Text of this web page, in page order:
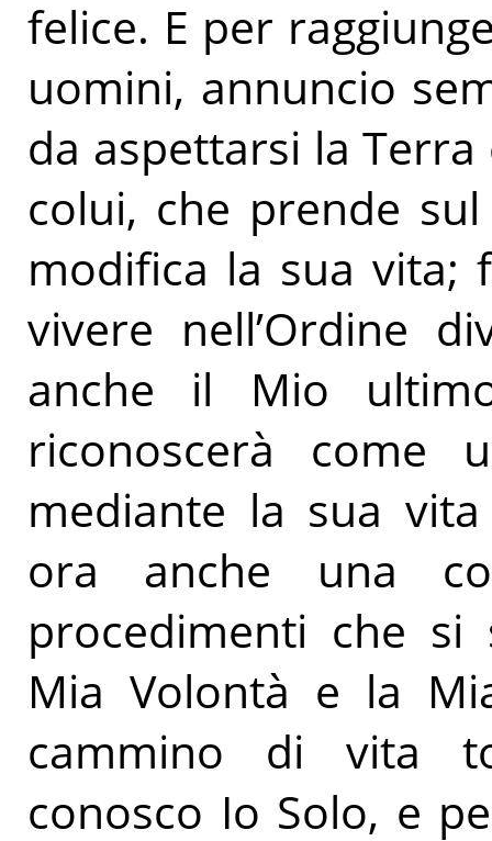
felice. E per
uomini, annuncio
da aspettarsi la
colui, che prende
modifica la sua vita;
vivere nell’Ordine
anche il Mio
riconoscerà come
mediante la sua
ora anche una
procedimenti che si
Mia Volontà e la
cammino di vita
conosco Io Solo, e